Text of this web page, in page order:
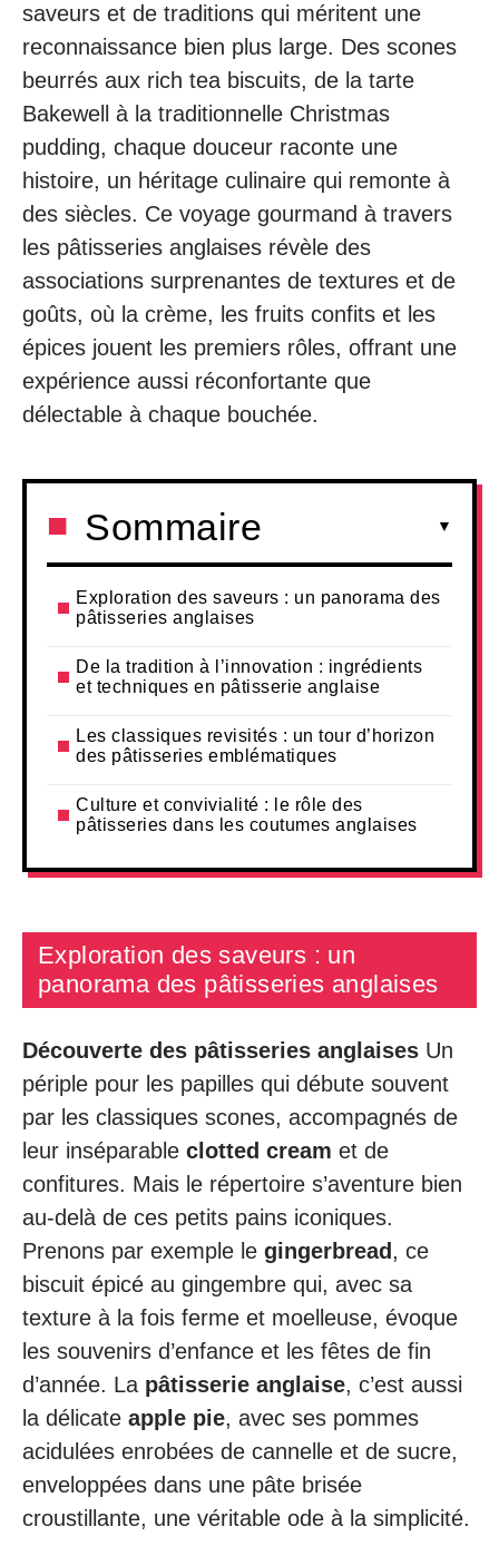
saveurs et de traditions qui méritent une
reconnaissance bien plus large. Des scones
beurrés aux rich tea biscuits, de la tarte
Bakewell à la traditionnelle Christmas
pudding, chaque douceur raconte une
histoire, un héritage culinaire qui remonte à
des siècles. Ce voyage gourmand à travers
les pâtisseries anglaises révèle des
associations surprenantes de textures et de
goûts, où la crème, les fruits confits et les
épices jouent les premiers rôles, offrant une
expérience aussi réconfortante que
délectable à chaque bouchée.
Sommaire
Exploration des saveurs : un panorama des
pâtisseries anglaises
De la tradition à l’innovation : ingrédients
et techniques en pâtisserie anglaise
Les classiques revisités : un tour d’horizon
des pâtisseries emblématiques
Culture et convivialité : le rôle des
pâtisseries dans les coutumes anglaises
Exploration des saveurs : un
panorama des pâtisseries anglaises
Découverte des pâtisseries anglaises Un
périple pour les papilles qui débute souvent
par les classiques scones, accompagnés de
leur inséparable clotted cream et de
confitures. Mais le répertoire s’aventure bien
au-delà de ces petits pains iconiques.
Prenons par exemple le gingerbread, ce
biscuit épicé au gingembre qui, avec sa
texture à la fois ferme et moelleuse, évoque
les souvenirs d’enfance et les fêtes de fin
d’année. La pâtisserie anglaise, c’est aussi
la délicate apple pie, avec ses pommes
acidulées enrobées de cannelle et de sucre,
enveloppées dans une pâte brisée
croustillante, une véritable ode à la simplicité.